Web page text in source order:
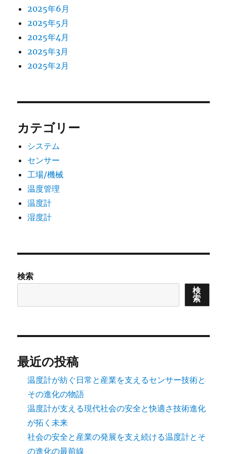
2025年6月
2025年5月
2025年4月
2025年3月
2025年2月
カテゴリー
システム
センサー
工場/機械
温度管理
温度計
湿度計
検索
検
索
最近の投稿
温度計が紡ぐ日常と産業を支えるセンサー技術と
その進化の物語
温度計が支える現代社会の安全と快適さ技術進化
が拓く未来
社会の安全と産業の発展を支え続ける温度計とそ
の進化の最前線